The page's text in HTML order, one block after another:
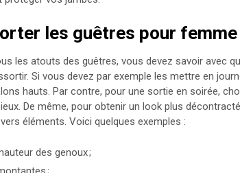
les guêtres pour femme
les atouts des guêtres, vous devez savoir avec
Si vous devez par exemple les mettre en
hauts. Par contre, pour une sortie en soirée,
De même, pour obtenir un look plus
éléments. Voici quelques exemples :
des genoux ;